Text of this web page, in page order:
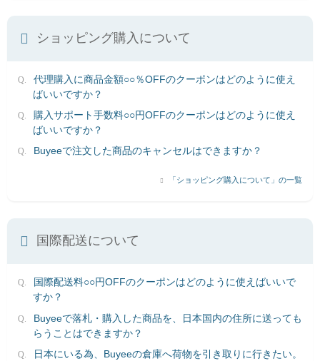
ショッピング購入について
代理購入に商品金額○○％OFFのクーポンはどのように使え
ばいいですか？
購入サポート手数料○○円OFFのクーポンはどのように使え
ばいいですか？
Buyeeで注文した商品のキャンセルはできますか？
「ショッピング購入について」の一覧
国際配送について
国際配送料○○円OFFのクーポンはどのように使えばいいで
すか？
Buyeeで落札・購入した商品を、日本国内の住所に送っても
らうことはできますか？
日本にいる為、Buyeeの倉庫へ荷物を引き取りに行きたい。